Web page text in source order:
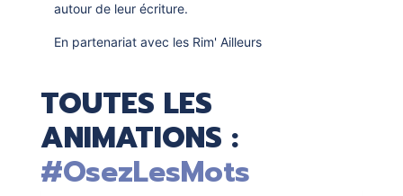
autour de leur écriture.
En partenariat avec les Rim' Ailleurs
TOUTES LES
ANIMATIONS :
#OsezLesMots